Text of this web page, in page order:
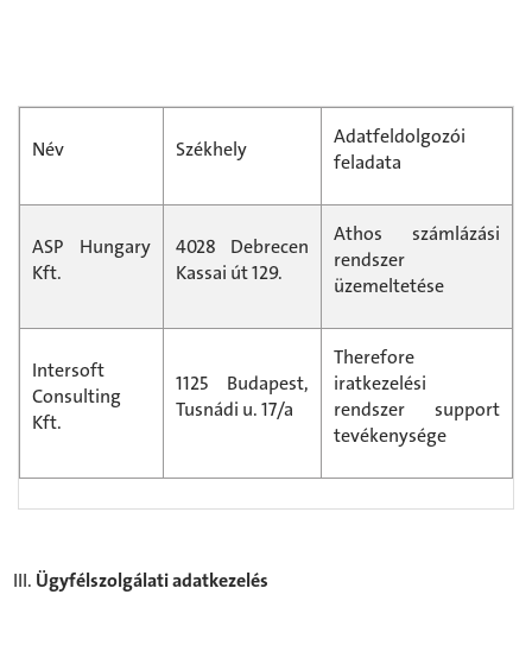
Név Székhely
Adatfeldolgozói
feladata
ASP Hungary
Kft.
4028 Debrecen
Kassai út 129.
Athos számlázási
rendszer
üzemeltetése
Intersoft
Consulting
Kft.
1125 Budapest,
Tusnádi u. 17/a
Therefore
iratkezelési
rendszer support
tevékenysége
Ügyfélszolgálati adatkezelés